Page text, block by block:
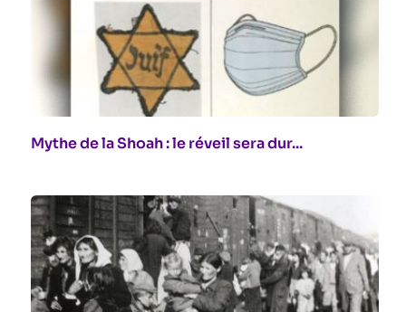
Mythe de la Shoah : le réveil sera dur...